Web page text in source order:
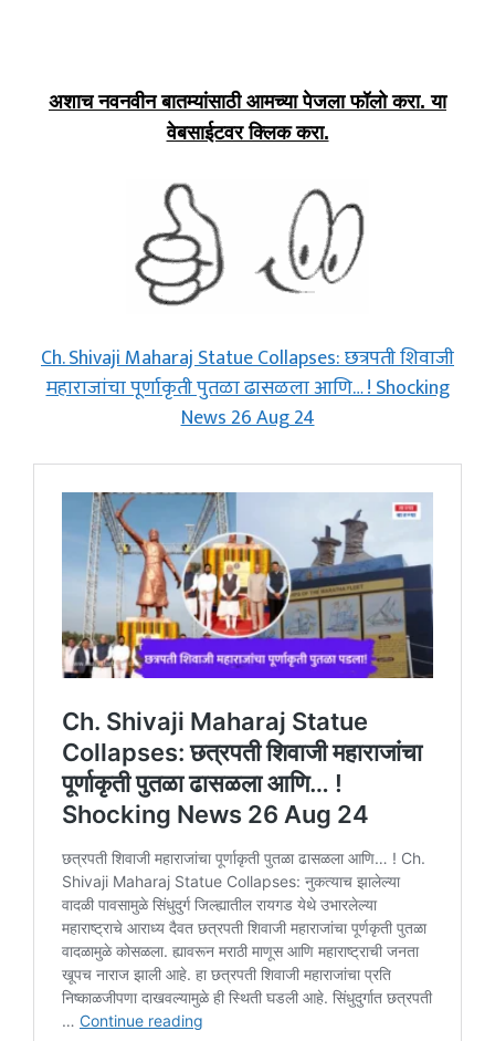
अशाच नवनवीन बातम्यांसाठी आमच्या पेजला फॉलो करा. या
वेबसाईटवर क्लिक करा.
Ch. Shivaji Maharaj Statue Collapses: छत्रपती शिवाजी
महाराजांचा पूर्णाकृती पुतळा ढासळला आणि… ! Shocking
News 26 Aug 24